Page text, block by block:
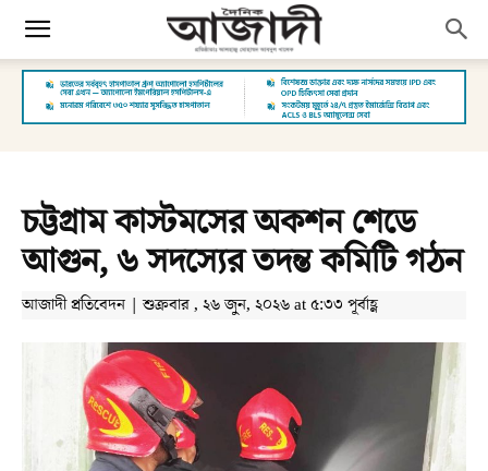
চট্টগ্রাম কাস্টমসের অকশন শেডে
আগুন, ৬ সদস্যের তদন্ত কমিটি গঠন
আজাদী প্রতিবেদন | শুক্রবার , ২৬ জুন, ২০২৬ at ৫:৩৩ পূর্বাহ্ণ